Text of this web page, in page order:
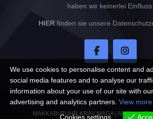
haben wir keinerlei Einfluss.
HIERfinden sie unsere
MAKKABI RUHR KRAV MAGA | All Rights
We use cookies to personalise content and
social media features and to analyse our
information about your use of our site with
advertising and analytics partners. View more
Cookies settings